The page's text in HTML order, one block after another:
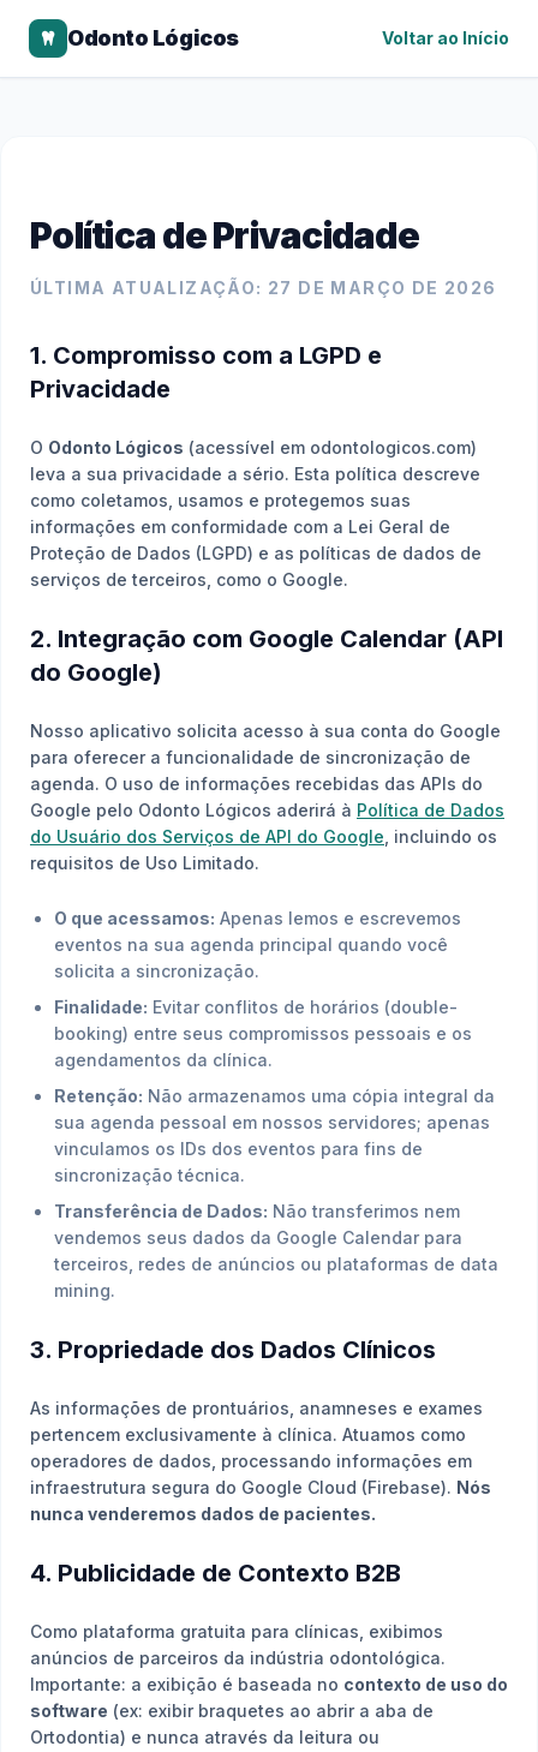
Odonto Lógicos Voltar ao Início
Política de Privacidade
ÚLTIMA ATUALIZAÇÃO: 27 DE MARÇO DE 2026
1. Compromisso com a LGPD e
Privacidade
O Odonto Lógicos (acessível em odontologicos.com)
leva a sua privacidade a sério. Esta política descreve
como coletamos, usamos e protegemos suas
informações em conformidade com a Lei Geral de
Proteção de Dados (LGPD) e as políticas de dados de
serviços de terceiros, como o Google.
2. Integração com Google Calendar (API
do Google)
Nosso aplicativo solicita acesso à sua conta do Google
para oferecer a funcionalidade de sincronização de
agenda. O uso de informações recebidas das APIs do
Google pelo Odonto Lógicos aderirá à Política de Dados
do Usuário dos Serviços de API do Google , incluindo os
requisitos de Uso Limitado.
O que acessamos: Apenas lemos e escrevemos
eventos na sua agenda principal quando você
solicita a sincronização.
Finalidade: Evitar conflitos de horários (double-
booking) entre seus compromissos pessoais e os
agendamentos da clínica.
Retenção: Não armazenamos uma cópia integral da
sua agenda pessoal em nossos servidores; apenas
vinculamos os IDs dos eventos para fins de
sincronização técnica.
Transferência de Dados: Não transferimos nem
vendemos seus dados da Google Calendar para
terceiros, redes de anúncios ou plataformas de data
mining.
3. Propriedade dos Dados Clínicos
As informações de prontuários, anamneses e exames
pertencem exclusivamente à clínica. Atuamos como
operadores de dados, processando informações em
infraestrutura segura do Google Cloud (Firebase). Nós
nunca venderemos dados de pacientes.
4. Publicidade de Contexto B2B
Como plataforma gratuita para clínicas, exibimos
anúncios de parceiros da indústria odontológica.
Importante: a exibição é baseada no contexto de uso do
software (ex: exibir braquetes ao abrir a aba de
Ortodontia) e nunca através da leitura ou